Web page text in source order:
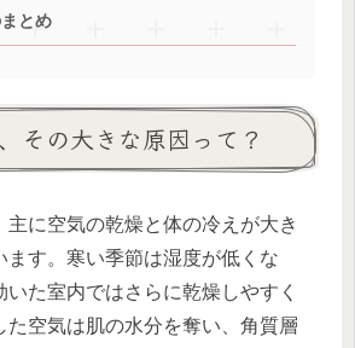
とめ
その大きな原因って？
主に空気の乾燥と体の冷えが大き
ます。寒い季節は湿度が低くな
いた室内ではさらに乾燥しやすく
た空気は肌の水分を奪い、角質層